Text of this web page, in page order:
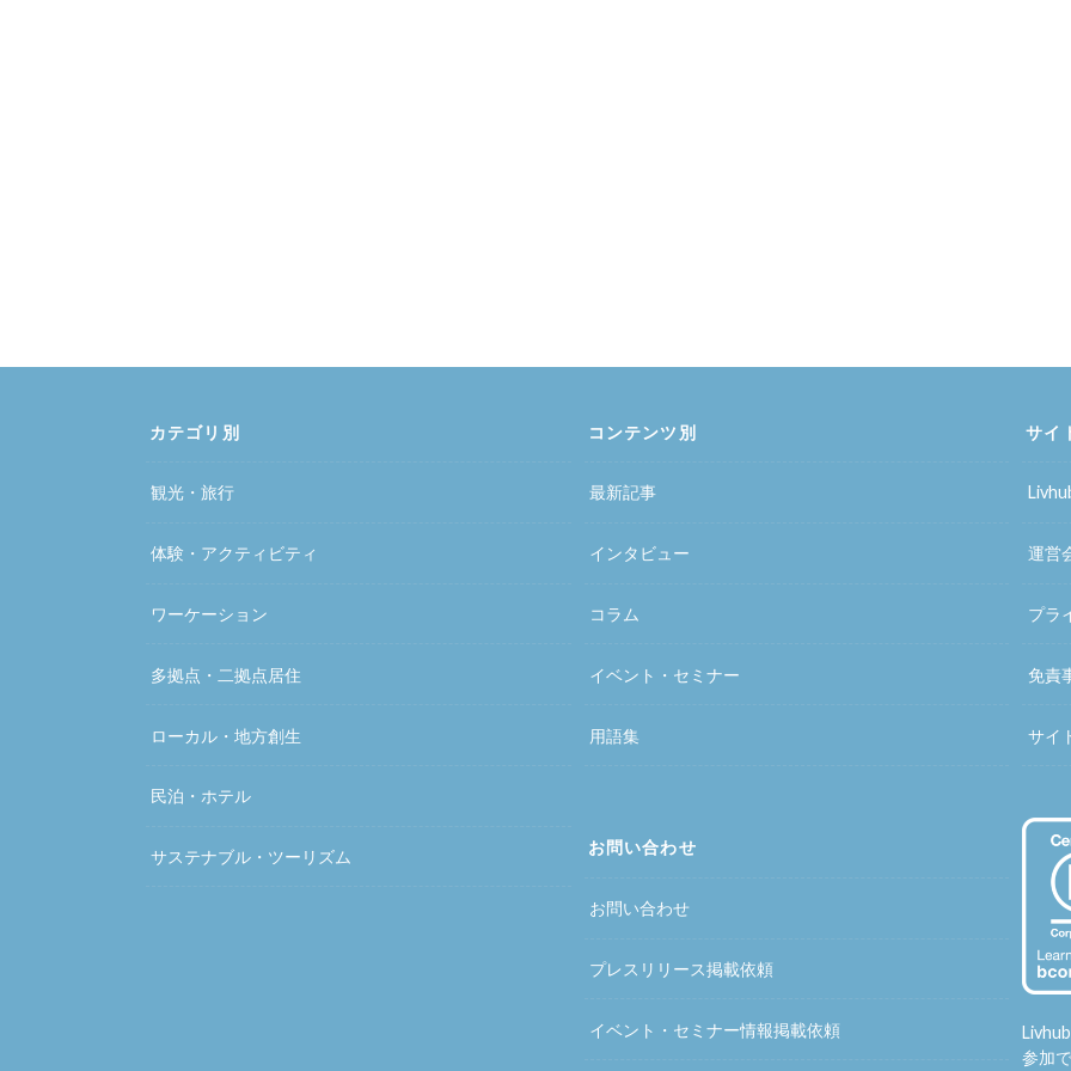
カテゴリ別
観光・旅行
体験・アクティビティ
ワーケーション
多拠点・二拠点居住
ローカル・地方創生
民泊・ホテル
サステナブル・ツーリズム
コンテンツ別
最新記事
インタビュー
コラム
イベント・セミナー
用語集
お問い合わせ
お問い合わせ
プレスリリース掲載依頼
イベント・セミナー情報掲載依頼
サイ
運営
プラ
免責
サイ
参加